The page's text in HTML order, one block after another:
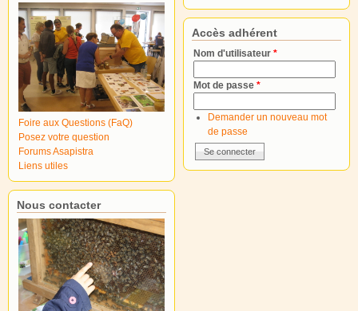
Foire aux Questions (FaQ)
Posez votre question
Forums Asapistra
Liens utiles
Nous contacter
Accès adhérent
Nom d'utilisateur *
Mot de passe *
Demander un nouveau mot
de passe